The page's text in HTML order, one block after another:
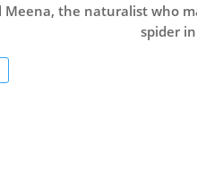
Meena, the naturalist who
spider